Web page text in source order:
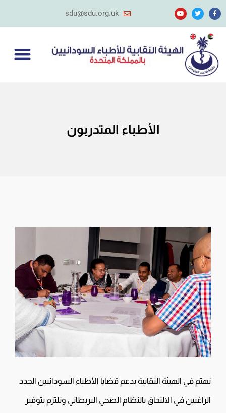
sdu@sdu.org.uk
الأطباء المتدربون
نهتم في الهيئة النقابية بدعم قضايا الأطباء السودانيين الجدد
الراغبين في الالتحاق بالنظام الصحي البريطاني ونلتزم بتوفير